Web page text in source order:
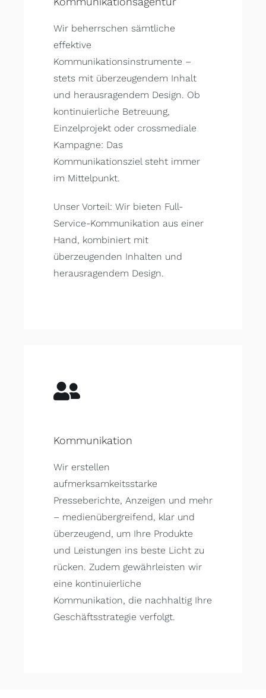
Wir beherrschen sämtliche
effektive
Kommunikationsinstrumente –
stets mit überzeugendem Inhalt
und herausragendem Design. Ob
kontinuierliche Betreuung,
Einzelprojekt oder crossmediale
Kampagne: Das
Kommunikationsziel steht immer
im Mittelpunkt.
Unser Vorteil: Wir bieten Full-
Service-Kommunikation aus einer
Hand, kombiniert mit
überzeugenden Inhalten und
herausragendem Design.
Kommunikation
Wir erstellen
aufmerksamkeitsstarke
Presseberichte, Anzeigen und mehr
– medienübergreifend, klar und
überzeugend, um Ihre Produkte
und Leistungen ins beste Licht zu
rücken. Zudem gewährleisten wir
eine kontinuierliche
Kommunikation, die nachhaltig Ihre
Geschäftsstrategie verfolgt.